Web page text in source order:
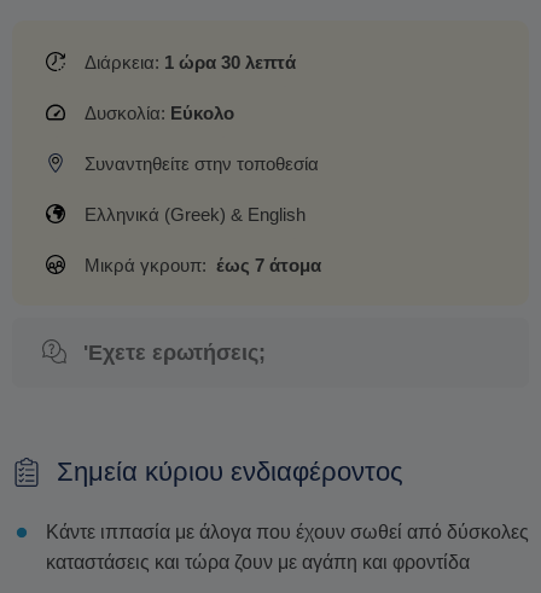
Διάρκεια: 1 ώρα 30 λεπτά
Δυσκολία: Εύκολο
Συναντηθείτε στην τοποθεσία
Ελληνικά (Greek) & English
Μικρά γκρουπ: έως 7 άτομα
'Εχετε ερωτήσεις;
Σημεία κύριου ενδιαφέροντος
Κάντε ιππασία με άλογα που έχουν σωθεί από δύσκολες
καταστάσεις και τώρα ζουν με αγάπη και φροντίδα